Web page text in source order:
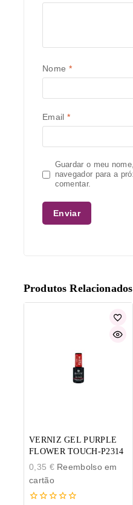
Nome *
Email *
Guardar o meu
navegador para a
comentar.
Produtos Relacionados
VERNIZ GEL PURPLE
FLOWER TOUCH-P2314
0,35 €Reembolso em
cartão